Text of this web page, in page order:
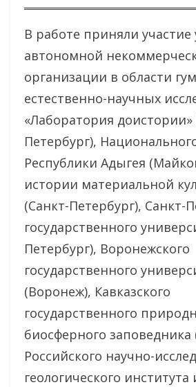
В работе приняли участие
автономной
организации в области
естественно-научных
«Лаборатория доистории»
Петербург),
Республики Адыгея
истории материальной
(Санкт-Петербург), Санкт-
государственного
Петербург), Воронежского
государственного
(Воронеж), Кавказского
государственного
биосферного
Российского научно-
геологического